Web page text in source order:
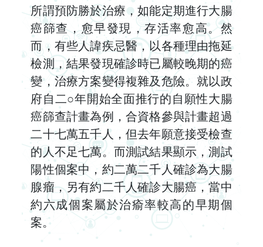
所謂預防勝於治療，如能定期進行大腸
癌篩查，愈早發現，存活率愈高。然
而，有些人諱疾忌醫，以各種理由拖延
檢測，結果發現確診時已屬較晚期的癌
變，治療方案變得複雜及危險。就以政
府自二○年開始全面推行的自願性大腸
癌篩查計畫為例，合資格參與計畫超過
二十七萬五千人，但去年願意接受檢查
的人不足七萬。而測試結果顯示，測試
陽性個案中，約二萬二千人確診為大腸
腺瘤，另有約二千人確診大腸癌，當中
約六成個案屬於治瘉率較高的早期個
案。